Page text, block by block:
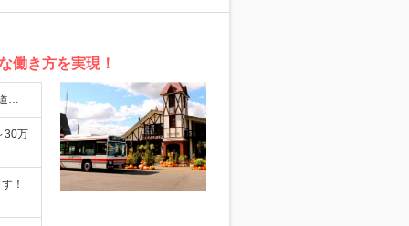
働き方を実現！
…
30万
！